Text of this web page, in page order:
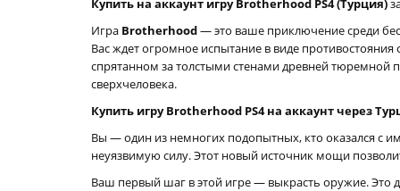
Купить на аккаунт игру Brotherhood PS4 (Турция)
Игра Brotherhood— это ваше приключение среди
Вас ждет огромное испытание в виде противостояния
спрятанном за толстыми стенами древней тюремной
сверхчеловека.
Купить игру Brotherhood PS4 на аккаунт через
Вы — один из немногих подопытных, кто оказался с
неуязвимую силу. Этот новый источник мощи
Ваш первый шаг в этой игре — выкрасть оружие. Это